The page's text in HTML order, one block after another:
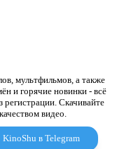
мультфильмов, а также
и горячие новинки - всё
регистрации. Скачивайте
видео.
KinoShu в Telegram